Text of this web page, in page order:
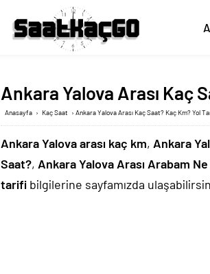
Ankara Yalova Arası Kaç
Anasayfa › Kaç Saat › Ankara Yalova Arası Kaç Saat? Kaç Km? Yol
Ankara Yalova arası kaç km, Ankara
Saat?, Ankara Yalova Arası Arabam
tarifi bilgilerine sayfamızda